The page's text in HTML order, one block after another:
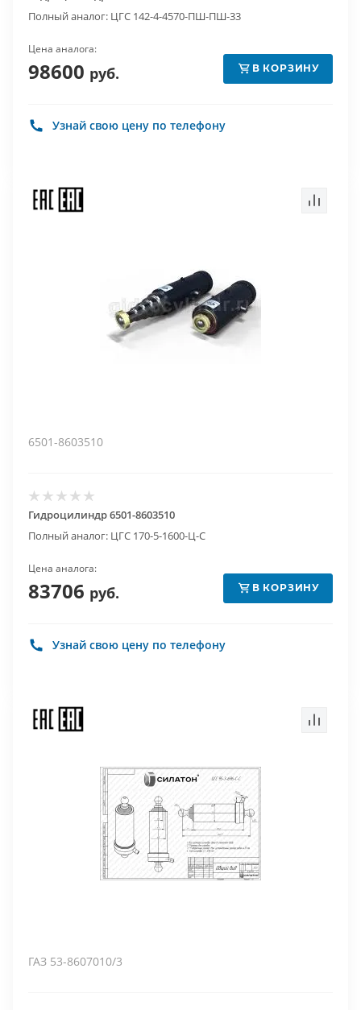
Полный аналог: ЦГС 142-4-4570-ПШ-ПШ-33
Цена аналога:
98600 руб. В КОРЗИНУ
Узнай свою цену по телефону
6501-8603510
Гидроцилиндр 6501-8603510
Полный аналог: ЦГС 170-5-1600-Ц-С
Цена аналога:
83706 руб. В КОРЗИНУ
Узнай свою цену по телефону
ГАЗ 53-8607010/3